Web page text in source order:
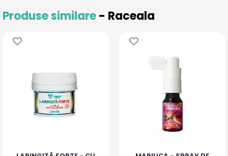
Produse similare- Raceala